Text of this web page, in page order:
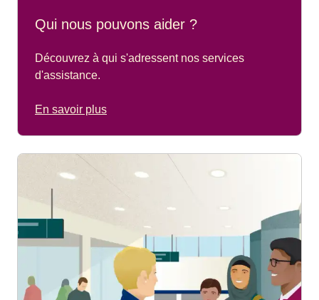
Qui nous pouvons aider ?
Découvrez à qui s'adressent nos services
d'assistance.
En savoir plus